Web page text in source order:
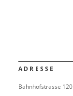
ADRESSE
Bahnhofstrasse 120